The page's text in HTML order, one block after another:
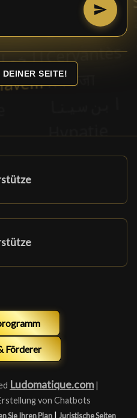
SEITE!
Förderer
Ludomatique.com |
von Chatbots
Sie Ihren Plan | Juristische Seiten